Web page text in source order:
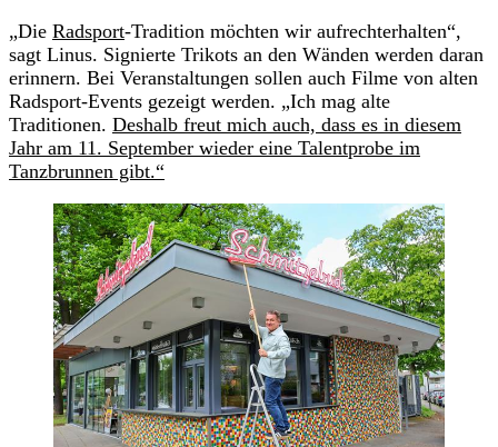
„Die Radsport-Tradition möchten wir aufrechterhalten“,
sagt Linus. Signierte Trikots an den Wänden werden daran
erinnern. Bei Veranstaltungen sollen auch Filme von alten
Radsport-Events gezeigt werden. „Ich mag alte
Traditionen. Deshalb freut mich auch, dass es in diesem
Jahr am 11. September wieder eine Talentprobe im
Tanzbrunnen gibt.“